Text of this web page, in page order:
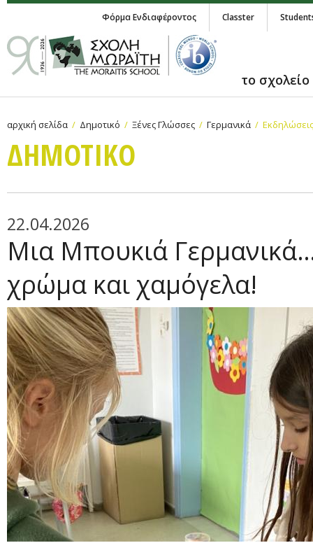
Φόρμα Ενδιαφέροντος Classter
το σχολείο
αρχική σελίδα Δημοτικό Ξένες Γλώσσες Γερμανικά
ΔΗΜΟΤΙΚΟ
22.04.2026
Μια Μπουκιά
χρώμα και χαμόγελα!